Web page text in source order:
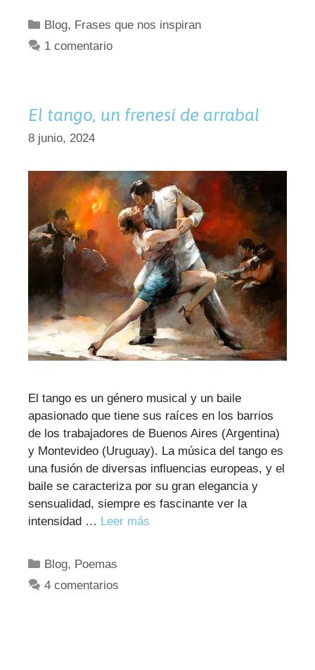
Categorías
Blog, Frases que nos inspiran
1 comentario
El tango, un frenesí de arrabal
8 junio, 2024
El tango es un género musical y un baile
apasionado que tiene sus raíces en los barrios
de los trabajadores de Buenos Aires (Argentina)
y Montevideo (Uruguay). La música del tango es
una fusión de diversas influencias europeas, y el
baile se caracteriza por su gran elegancia y
sensualidad, siempre es fascinante ver la
intensidad … Leer más
Categorías
Blog, Poemas
4 comentarios